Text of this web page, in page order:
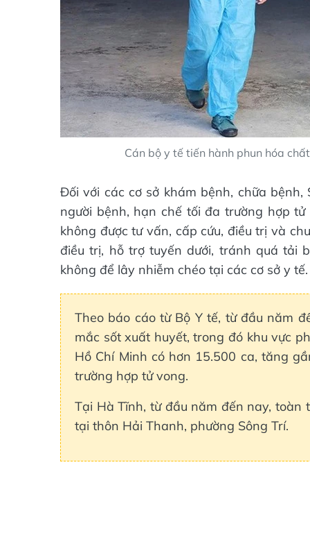
Cán bộ y tế tiến hành phun hóa
Đối với các cơ sở khám bệnh, chữa
người bệnh, hạn chế tối đa trường hợp
không được tư vấn, cấp cứu, điều trị và
điều trị, hỗ trợ tuyến dưới, tránh quá tải
không để lây nhiễm chéo tại các cơ sở y tế.
Theo báo cáo từ Bộ Y tế, từ đầu năm
mắc sốt xuất huyết, trong đó khu vực
Hồ Chí Minh có hơn 15.500 ca, tăng
trường hợp tử vong.
Tại Hà Tĩnh, từ đầu năm đến nay,
tại thôn Hải Thanh, phường Sông Trí.